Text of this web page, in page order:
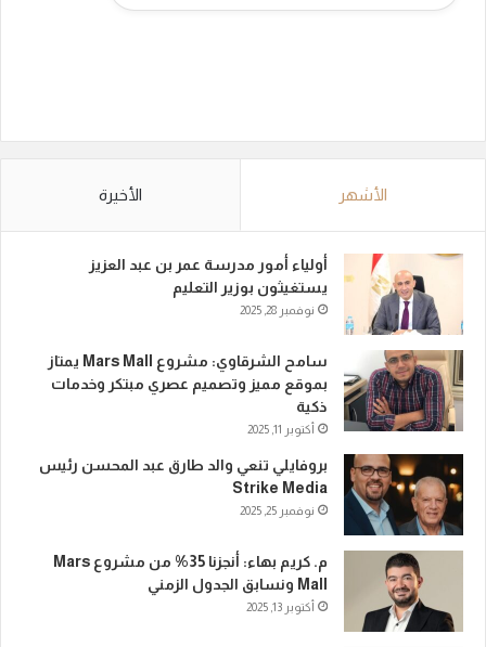
الأشهر الأخيرة
أولياء أمور مدرسة عمر بن عبد العزيز
يستغيثون بوزير التعليم
نوفمبر 28, 2025
سامح الشرقاوي: مشروع Mars Mall يمتاز
بموقع مميز وتصميم عصري مبتكر وخدمات
ذكية
أكتوبر 11, 2025
بروفايلي تنعي والد طارق عبد المحسن رئيس
Strike Media
نوفمبر 25, 2025
م. كريم بهاء: أنجزنا 35% من مشروع Mars
Mall ونسابق الجدول الزمني
أكتوبر 13, 2025